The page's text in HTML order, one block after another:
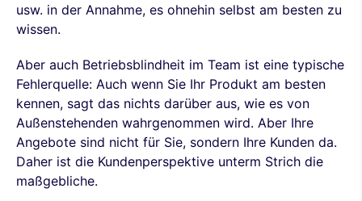
usw. in der Annahme, es ohnehin selbst am besten zu
wissen.
Aber auch Betriebsblindheit im Team ist eine typische
Fehlerquelle: Auch wenn Sie Ihr Produkt am besten
kennen, sagt das nichts darüber aus, wie es von
Außenstehenden wahrgenommen wird. Aber Ihre
Angebote sind nicht für Sie, sondern Ihre Kunden da.
Daher ist die Kundenperspektive unterm Strich die
maßgebliche.